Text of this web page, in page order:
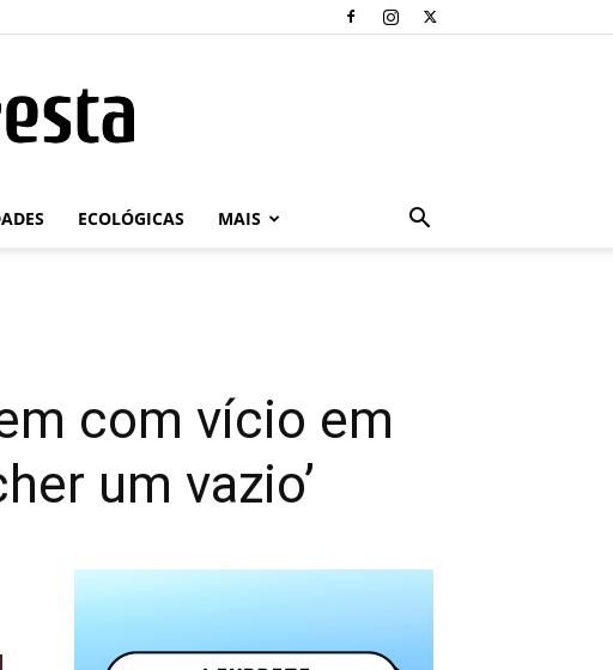
ECOLÓGICAS MAIS
com vício em
um vazio’